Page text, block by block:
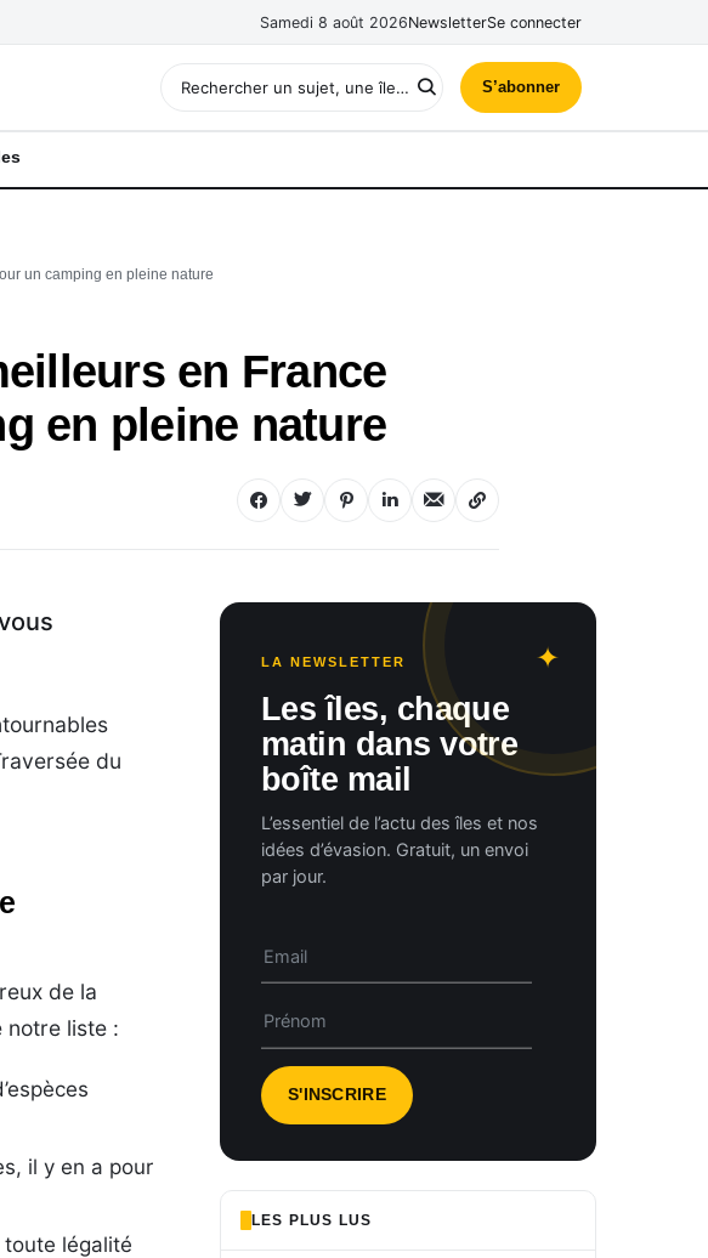
Samedi 8 août 2026NewsletterSe connecter
S’abonner
un camping en pleine nature
en France
en pleine nature
du
de la
notre liste :
il y en a pour
toute légalité
LA NEWSLETTER
Les îles, chaque
matin dans votre
boîte mail
L’essentiel de l’actu des îles et nos
idées d’évasion. Gratuit, un envoi
par jour.
LES PLUS LUS